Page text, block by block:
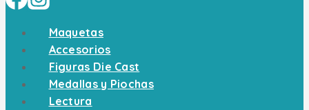
Maquetas
Accesorios
Figuras Die Cast
Medallas y Piochas
Lectura